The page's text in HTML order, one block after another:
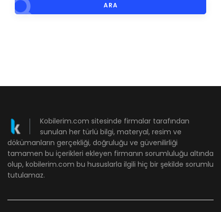
ARA
Kobilerim.com sitesinde firmalar tarafından
sunulan her türlü bilgi, materyal, resim ve
dökümanların gerçekliği, doğruluğu ve güvenilirliği
tamamen bu içerikleri ekleyen firmanın sorumluluğu altında
olup, kobilerim.com bu hususlarla ilgili hiç bir şekilde sorumlu
tutulamaz.